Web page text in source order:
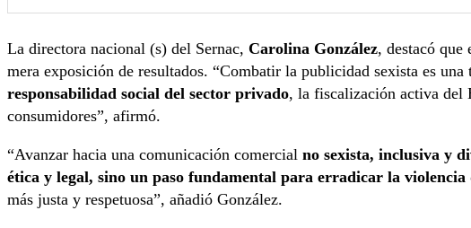
La directora nacional (s) del Sernac, Carolina González, destacó
mera exposición de resultados. “Combatir la publicidad sexista es una
responsabilidad social del sector privado, la fiscalización activa del
consumidores”, afirmó.
“Avanzar hacia una comunicación comercial no sexista, inclusiva y
ética y legal, sino un paso fundamental para erradicar la violencia
más justa y respetuosa”, añadió González.